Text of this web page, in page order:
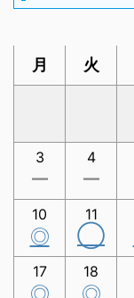
月 火
3
ー
4
ー
10
◎
11
◯
17
◎
18
◎